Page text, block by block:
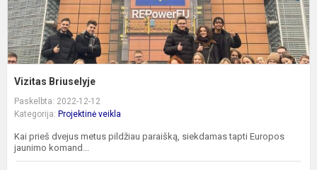
Vizitas Briuselyje
Paskelbta: 2022-12-12
Kategorija: Projektinė veikla
Kai prieš dvejus metus pildžiau paraišką, siekdamas tapti Europos
jaunimo komand...